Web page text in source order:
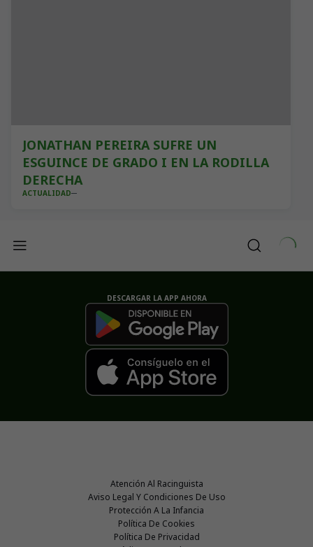
JONATHAN PEREIRA SUFRE UN
ESGUINCE DE GRADO I EN LA RODILLA
DERECHA
ACTUALIDAD
DESCARGAR LA APP AHORA
Atención Al Racinguista
Aviso Legal Y Condiciones De Uso
Protección A La Infancia
Política De Cookies
Política De Privacidad